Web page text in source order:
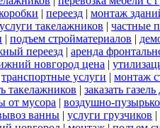
| переезд | монтаж
услуги такелажников | частные
| подъем стройматериалов |
переезд | аренда
новгород цена |
транспортные услуги | монтаж
такелажников | заказать
от мусора | воздушно-
ванны | услуги грузчиков |